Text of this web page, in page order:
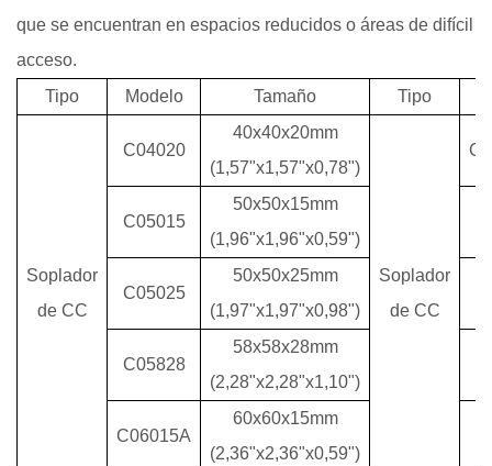
que se encuentran en espacios reducidos o áreas de difícil
acceso.
Tipo
Modelo Tamaño Tipo
Soplador
de CC
C04020
40x40x20mm
(1,57"x1,57"x0,78")
Soplador
de CC
C05015
50x50x15mm
(1,96"x1,96"x0,59")
C05025
50x50x25mm
(1,97"x1,97"x0,98")
C05828
58x58x28mm
(2,28"x2,28"x1,10")
C06015A
60x60x15mm
(2,36"x2,36"x0,59")